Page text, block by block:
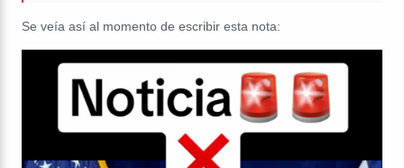
Se veía así al momento de escribir esta nota: